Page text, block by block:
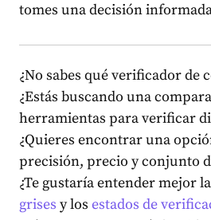
tomes una decisión
¿No sabes qué verificador de
¿Estás buscando una
herramientas para verificar
¿Quieres encontrar una
precisión, precio y conjunto
¿Te gustaría entender mejor la
grises y los estados de